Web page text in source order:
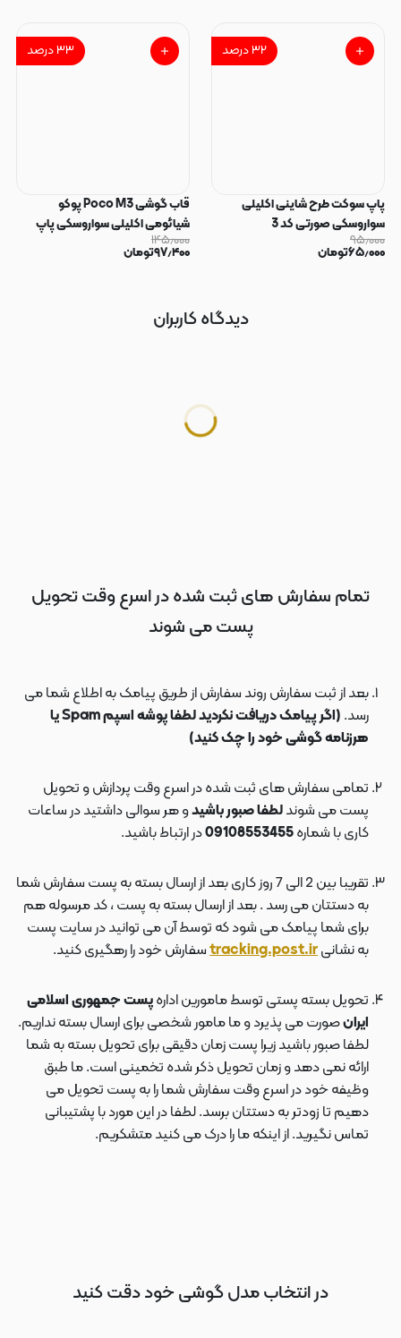
۳۲درصد
پاپ سوکت طرح شاینی اکلیلی
سواروسکی صورتی کد 3
۹۵٫۰۰۰
۶۵٫۰۰۰تومان
۳۳درصد
قاب گوشی Poco M3 پوکو
شیائومی اکلیلی سواروسکی پاپ
سوکت دار محافظ لنز دار صورتی کد
۱۴۵٫۰۰۰
۹۷٫۴۰۰تومان
دیدگاه کاربران
تمام سفارش های ثبت شده در اسرع وقت تحویل
پست می شوند
بعد از ثبت سفارش روند سفارش از طریق پیامک به اطلاع شما می
رسد.
(اگر پیامک دریافت نکردید لطفا پوشه اسپم Spam یا
هرزنامه گوشی خود را چک کنید)
تمامی سفارش های ثبت شده در اسرع وقت پردازش و تحویل
پست می شوندلطفا صبور باشیدو هر سوالی داشتید در ساعات
کاری با شماره
در ارتباط باشید.
تقریبا بین 2 الی 7 روز کاری بعد از ارسال بسته به پست سفارش شما
به دستتان می رسد . بعد از ارسال بسته به پست ، کد مرسوله هم
برای شما پیامک می شود که توسط آن می توانید در سایت پست
به نشانیtracking.post.irسفارش خود را رهگیری کنید.
تحویل بسته پستی توسط مامورین ادارهپست جمهوری اسلامی
ایرانصورت می پذیرد و ما مامور شخصی برای ارسال بسته نداریم.
لطفا صبور باشید زیرا پست زمان دقیقی برای تحویل بسته به شما
ارائه نمی دهد و زمان تحویل ذکر شده تخمینی است. ما طبق
وظیفه خود در اسرع وقت سفارش شما را به پست تحویل می
دهیم تا زودتر به دستتان برسد. لطفا در این مورد با پشتیبانی
تماس نگیرید. از اینکه ما را درک می کنید متشکریم.
در انتخاب مدل گوشی خود دقت کنید